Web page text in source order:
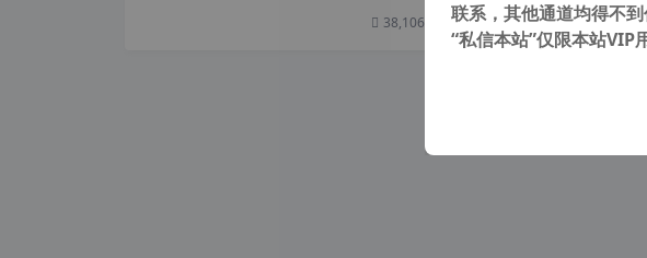
38,106 次浏览次阅读
联系，其他通道均得不
“私信本站”仅限本站VIP